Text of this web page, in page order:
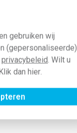
gebruiken wij
(gepersonaliseerde)
privacybeleid. Wilt u
dan hier.